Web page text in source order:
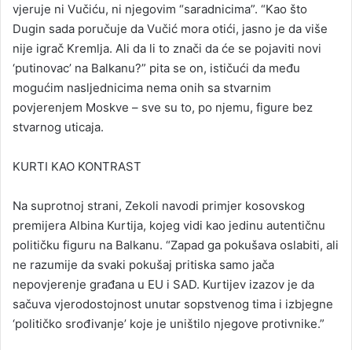
vjeruje ni Vučiću, ni njegovim “saradnicima”. “Kao što
Dugin sada poručuje da Vučić mora otići, jasno je da više
nije igrač Kremlja. Ali da li to znači da će se pojaviti novi
‘putinovac’ na Balkanu?” pita se on, ističući da među
mogućim nasljednicima nema onih sa stvarnim
povjerenjem Moskve – sve su to, po njemu, figure bez
stvarnog uticaja.
KURTI KAO KONTRAST
Na suprotnoj strani, Zekoli navodi primjer kosovskog
premijera Albina Kurtija, kojeg vidi kao jedinu autentičnu
političku figuru na Balkanu. “Zapad ga pokušava oslabiti, ali
ne razumije da svaki pokušaj pritiska samo jača
nepovjerenje građana u EU i SAD. Kurtijev izazov je da
sačuva vjerodostojnost unutar sopstvenog tima i izbjegne
‘političko srođivanje’ koje je uništilo njegove protivnike.”